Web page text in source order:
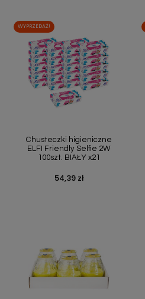
Chusteczki higieniczne
ELFI Friendly Selfie 2W
100szt. BIAŁY x21
Cena
54,39 zł
WYPRZEDAŻ!